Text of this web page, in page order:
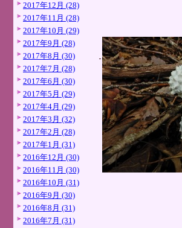
2017年12月 (28)
2017年11月 (28)
2017年10月 (29)
2017年9月 (28)
2017年8月 (30)
2017年7月 (28)
2017年6月 (30)
2017年5月 (29)
2017年4月 (29)
2017年3月 (32)
2017年2月 (28)
2017年1月 (31)
2016年12月 (30)
2016年11月 (30)
2016年10月 (31)
2016年9月 (30)
2016年8月 (31)
2016年7月 (31)